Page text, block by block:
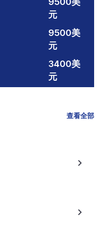
元
9500美
元
3400美
元
查看全部